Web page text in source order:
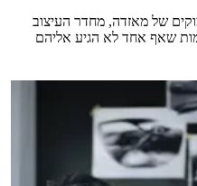
של מאזדה, מחדר העיצוב
שאף אחד לא הגיע אליהם